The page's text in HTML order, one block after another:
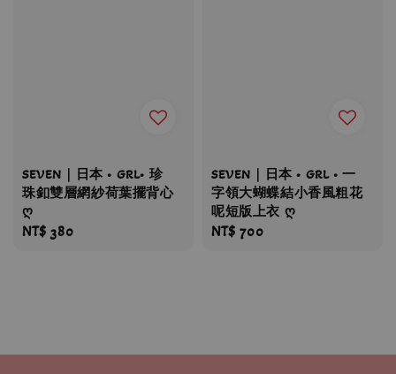
SEVEN｜日本 • GRL• 珍
珠釦雙層網紗荷葉擺背心
ღ
Regular
NT$ 380
SEVEN｜日本 • GRL • 一
字領大蝴蝶結小香風粗花
呢短版上衣 ღ
Regular
NT$ 700